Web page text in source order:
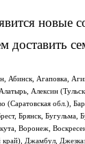
новые
доставить
Абинск, Агаповка,
Алексин
(Саратовская обл.),
Брянск,
Воронеж,
край), Джамбул,